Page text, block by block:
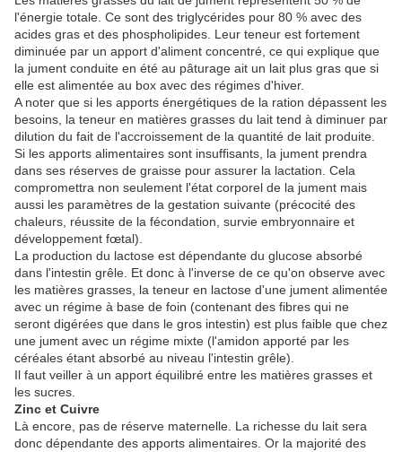
l'énergie totale. Ce sont des triglycérides pour 80 % avec des
acides gras et des phospholipides. Leur teneur est fortement
diminuée par un apport d'aliment concentré, ce qui explique que
la jument conduite en été au pâturage ait un lait plus gras que si
elle est alimentée au box avec des régimes d'hiver.
A noter que si les apports énergétiques de la ration dépassent les
besoins, la teneur en matières grasses du lait tend à diminuer par
dilution du fait de l'accroissement de la quantité de lait produite.
Si les apports alimentaires sont insuffisants, la jument prendra
dans ses réserves de graisse pour assurer la lactation. Cela
compromettra non seulement l'état corporel de la jument mais
aussi les paramètres de la gestation suivante (précocité des
chaleurs, réussite de la fécondation, survie embryonnaire et
développement fœtal).
La production du lactose est dépendante du glucose absorbé
dans l'intestin grêle. Et donc à l'inverse de ce qu'on observe avec
les matières grasses, la teneur en lactose d'une jument alimentée
avec un régime à base de foin (contenant des fibres qui ne
seront digérées que dans le gros intestin) est plus faible que chez
une jument avec un régime mixte (l'amidon apporté par les
céréales étant absorbé au niveau l'intestin grêle).
Il faut veiller à un apport équilibré entre les matières grasses et
les sucres.
Zinc et Cuivre
Là encore, pas de réserve maternelle. La richesse du lait sera
donc dépendante des apports alimentaires. Or la majorité des